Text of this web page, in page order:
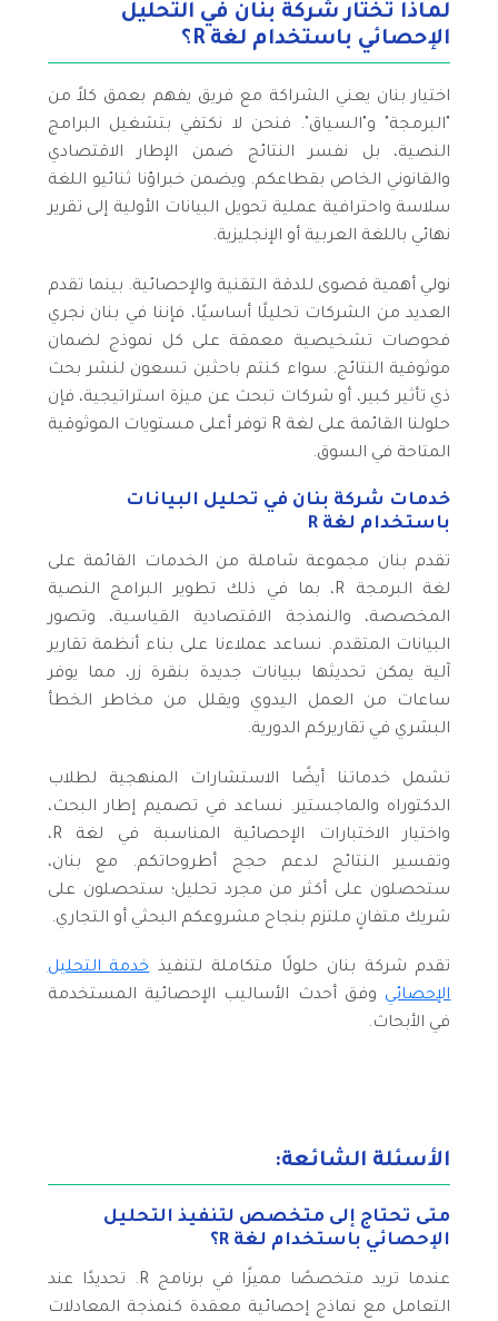
لماذا تختار شركة بنان في التحليل
الإحصائي باستخدام لغة R؟
اختيار بنان يعني الشراكة مع فريق يفهم بعمق كلاً من
"البرمجة" و"السياق". فنحن لا نكتفي بتشغيل البرامج
النصية، بل نفسر النتائج ضمن الإطار الاقتصادي
والقانوني الخاص بقطاعكم. ويضمن خبراؤنا ثنائيو اللغة
سلاسة واحترافية عملية تحويل البيانات الأولية إلى تقرير
نهائي باللغة العربية أو الإنجليزية.
نولي أهمية قصوى للدقة التقنية والإحصائية. بينما تقدم
العديد من الشركات تحليلًا أساسيًا، فإننا في بنان نجري
فحوصات تشخيصية معمقة على كل نموذج لضمان
موثوقية النتائج. سواء كنتم باحثين تسعون لنشر بحث
ذي تأثير كبير، أو شركات تبحث عن ميزة استراتيجية، فإن
حلولنا القائمة على لغة R توفر أعلى مستويات الموثوقية
المتاحة في السوق.
خدمات شركة بنان في تحليل البيانات
باستخدام لغة R
تقدم بنان مجموعة شاملة من الخدمات القائمة على
لغة البرمجة R، بما في ذلك تطوير البرامج النصية
المخصصة، والنمذجة الاقتصادية القياسية، وتصور
البيانات المتقدم. نساعد عملاءنا على بناء أنظمة تقارير
آلية يمكن تحديثها ببيانات جديدة بنقرة زر، مما يوفر
ساعات من العمل اليدوي ويقلل من مخاطر الخطأ
البشري في تقاريركم الدورية.
تشمل خدماتنا أيضًا الاستشارات المنهجية لطلاب
الدكتوراه والماجستير. نساعد في تصميم إطار البحث،
واختيار الاختبارات الإحصائية المناسبة في لغة R،
وتفسير النتائج لدعم حجج أطروحاتكم. مع بنان،
ستحصلون على أكثر من مجرد تحليل؛ ستحصلون على
شريك متفانٍ ملتزم بنجاح مشروعكم البحثي أو التجاري.
تقدم شركة بنان حلولًا متكاملة لتنفيذخدمة التحليل
الإحصائي وفق أحدث الأساليب الإحصائية المستخدمة
في الأبحاث.
الأسئلة الشائعة:
متى تحتاج إلى متخصص لتنفيذ التحليل
الإحصائي باستخدام لغة R؟
عندما تريد متخصصًا مميزًا في برنامج R. تحديدًا عند
التعامل مع نماذج إحصائية معقدة كنمذجة المعادلات